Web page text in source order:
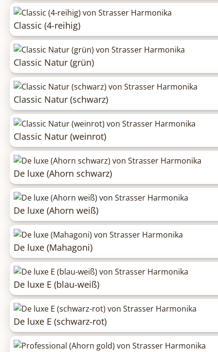
Classic (4-reihig)
Classic Natur (grün)
Classic Natur (schwarz)
Classic Natur (weinrot)
De luxe (Ahorn schwarz)
De luxe (Ahorn weiß)
De luxe (Mahagoni)
De luxe E (blau-weiß)
De luxe E (schwarz-rot)